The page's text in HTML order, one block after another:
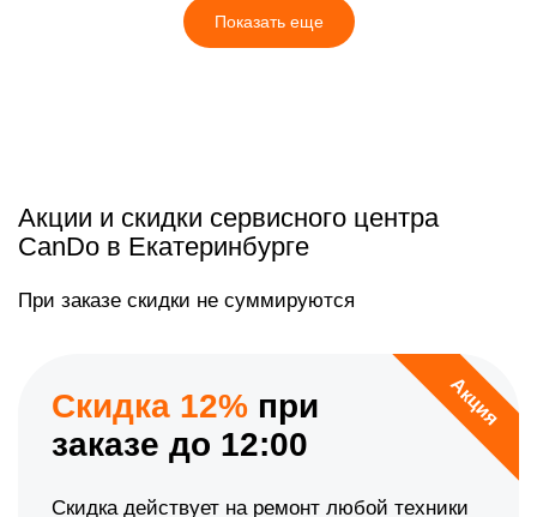
Показать еще
Акции и скидки сервисного центра
CanDo в Екатеринбурге
При заказе скидки не суммируются
Акция
Скидка 12% при
заказе до 12:00
Скидка действует на ремонт любой техники